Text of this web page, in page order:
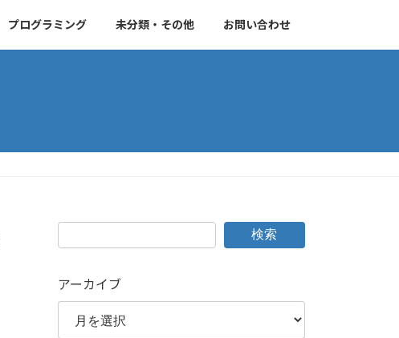
プログラミング 未分類・その他 お問い合わせ
検索
アーカイブ